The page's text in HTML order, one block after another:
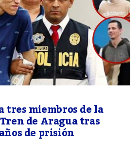
tres miembros de la
de Aragua tras
de prisión